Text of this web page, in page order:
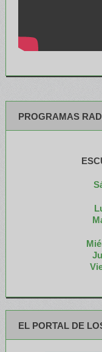
PROGRAMAS
M
EL PORTAL DE